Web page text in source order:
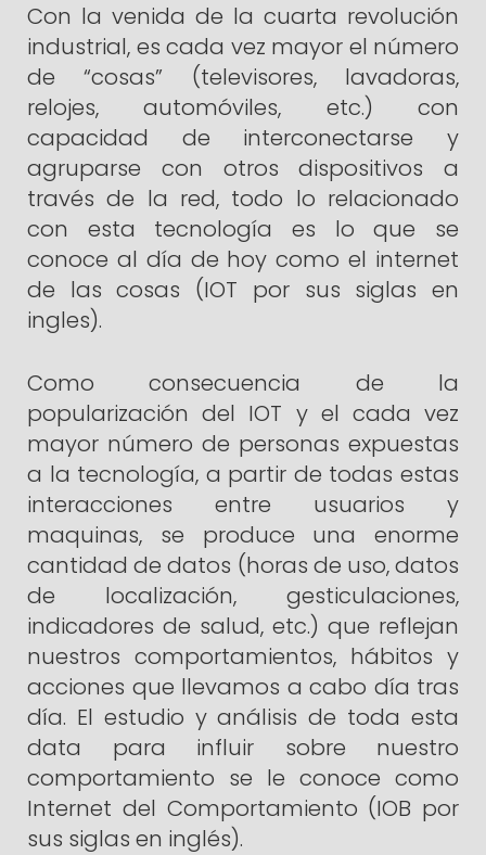
Con la venida de la cuarta revolución
industrial, es cada vez mayor el número
de “cosas” (televisores, lavadoras,
relojes, automóviles, etc.) con
capacidad de interconectarse y
agruparse con otros dispositivos a
través de la red, todo lo relacionado
con esta tecnología es lo que se
conoce al día de hoy como el internet
de las cosas (IOT por sus siglas en
ingles).
Como consecuencia de la
popularización del IOT y el cada vez
mayor número de personas expuestas
a la tecnología, a partir de todas estas
interacciones entre usuarios y
maquinas, se produce una enorme
cantidad de datos (horas de uso, datos
de localización, gesticulaciones,
indicadores de salud, etc.) que reflejan
nuestros comportamientos, hábitos y
acciones que llevamos a cabo día tras
día. El estudio y análisis de toda esta
data para influir sobre nuestro
comportamiento se le conoce como
Internet del Comportamiento (IOB por
sus siglas en inglés).